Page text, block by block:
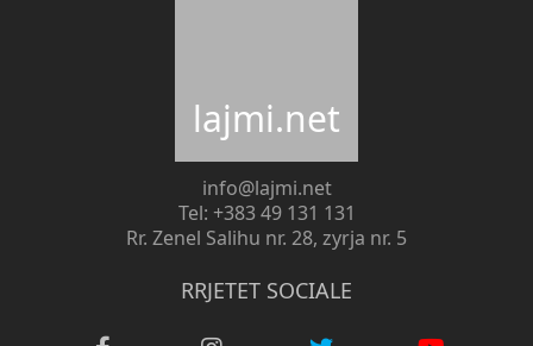
lajmi.net
info@lajmi.net
Tel: +383 49 131 131
Rr. Zenel Salihu nr. 28, zyrja nr. 5
RRJETET SOCIALE